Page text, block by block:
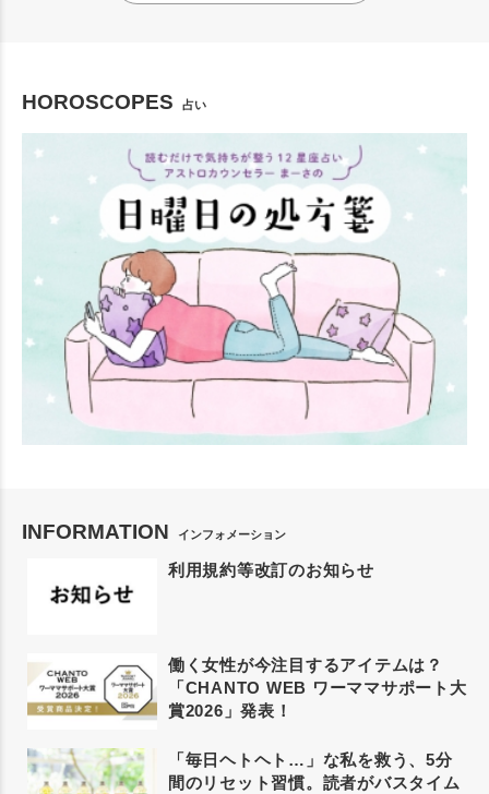
HOROSCOPES 占い
INFORMATION インフォメーション
利用規約等改訂のお知らせ
働く女性が今注目するアイテムは？
「CHANTO WEB ワーママサポート大
賞2026」発表！
「毎日ヘトヘト…」な私を救う、5分
間のリセット習慣。読者がバスタイム